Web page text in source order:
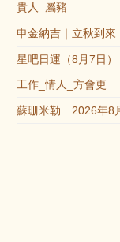
貴人_屬豬
申金納吉｜立秋到
星吧日運（8月7日）
工作_情人_方會更
蘇珊米勒︱2026年8